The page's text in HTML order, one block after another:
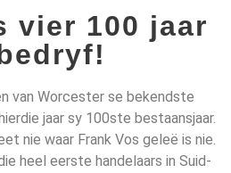
vier 100 jaar
van Worcester se bekendste
jaar sy 100ste bestaansjaar.
nie waar Frank Vos geleë is nie.
heel eerste handelaars in Suid-